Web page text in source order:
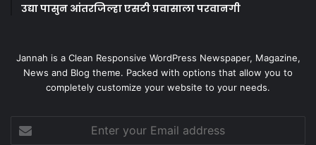
उद्या पासुन आंतरजिल्हा एसटी प्रवासाला परवानगी
Jannah is a Clean Responsive WordPress Newspaper, Magazine,
News and Blog theme. Packed with options that allow you to
completely customize your website to your needs.
Enter
your